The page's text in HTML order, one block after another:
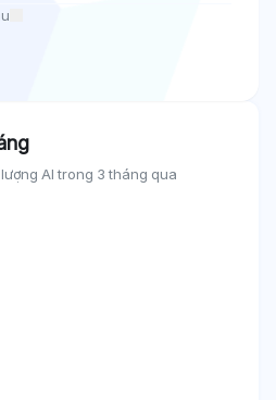
AI trong 3 tháng qua